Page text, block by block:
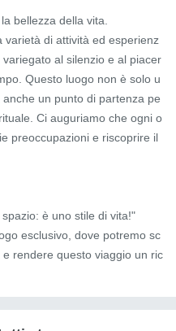
bellezza della vita.
di attività ed esperienz
al silenzio e al piacer
Questo luogo non è solo u
un punto di partenza pe
Ci auguriamo che ogni o
preoccupazioni e riscoprire il
è uno stile di vita!"
esclusivo, dove potremo sc
rendere questo viaggio un ric